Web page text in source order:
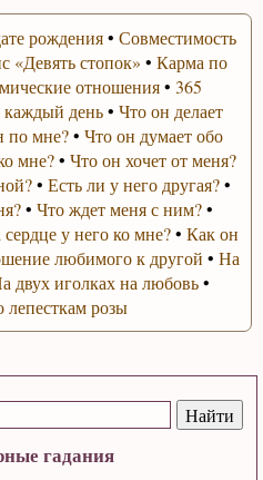
гадания
рождения• Совместимость
«Девять стопок» • Карма по
отношения•365
день• Что он делает
по мне?•Что он думает обо
мне?• Что он хочет от меня?
•Есть ли у него другая?•
•Что ждет меня с ним?•
у него ко мне?• Как он
любимого к другой • На
двух иголках на любовь•
лепесткам розы